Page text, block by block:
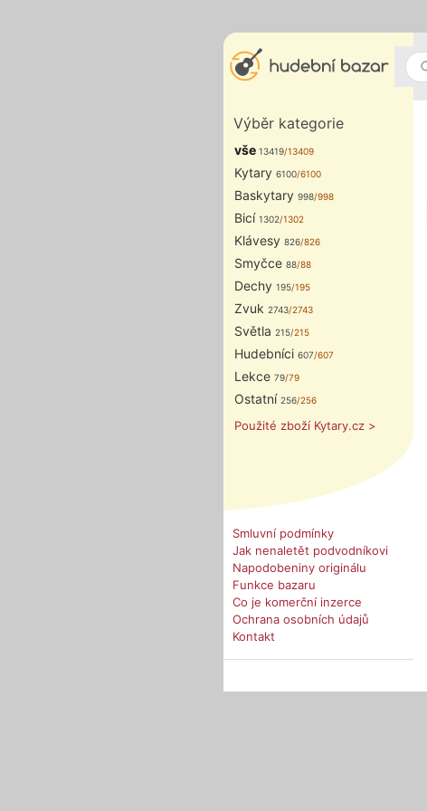
Výběr kategorie
vše 13419/13409
Kytary 6100/6100
Baskytary 998/998
Bicí 1302/1302
Klávesy 826/826
Smyčce 88/88
Dechy 195/195
Zvuk 2743/2743
Světla 215/215
Hudebníci 607/607
Lekce 79/79
Ostatní 256/256
Použité zboží Kytary.cz >
Smluvní podmínky
Jak nenaletět podvodníkovi
Napodobeniny originálu
Funkce bazaru
Co je komerční inzerce
Ochrana osobních údajů
Kontakt